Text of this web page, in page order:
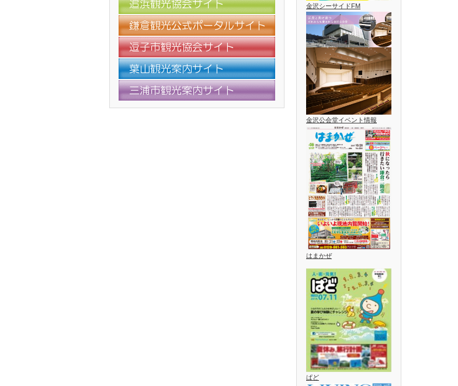
金沢シーサイドFM
金沢公会堂イベント情報
はまかぜ
ぱど